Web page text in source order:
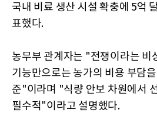
국내 비료 생산 시설 확충에 5억
표했다.
농무부 관계자는 "전쟁이라는 비
기능만으로는 농가의 비용 부담
준"이라며 "식량 안보 차원에서
필수적"이라고 설명했다.